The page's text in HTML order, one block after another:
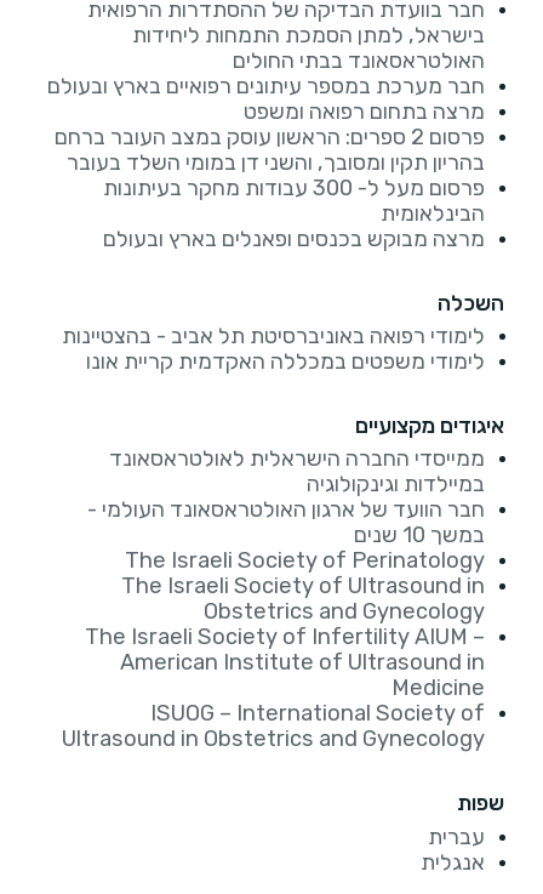
חבר בוועדת הבדיקה של ההסתדרות הרפואית
בישראל, למתן הסמכת התמחות ליחידות
האולטראסאונד בבתי החולים
חבר מערכת במספר עיתונים רפואיים בארץ ובעולם
מרצה בתחום רפואה ומשפט
פרסום 2 ספרים: הראשון עוסק במצב העובר ברחם
בהריון תקין ומסובך, והשני דן במומי השלד בעובר
פרסום מעל ל- 300 עבודות מחקר בעיתונות
הבינלאומית
מרצה מבוקש בכנסים ופאנלים בארץ ובעולם
השכלה
לימודי רפואה באוניברסיטת תל אביב - בהצטיינות
לימודי משפטים במכללה האקדמית קריית אונו
איגודים מקצועיים
ממייסדי החברה הישראלית לאולטראסאונד
במיילדות וגינקולוגיה
חבר הוועד של ארגון האולטראסאונד העולמי -
במשך 10 שנים
The Israeli Society of Perinatology
The Israeli Society of Ultrasound in
Obstetrics and Gynecology
The Israeli Society of Infertility AIUM –
American Institute of Ultrasound in
Medicine
ISUOG – International Society of
Ultrasound in Obstetrics and Gynecology
שפות
עברית
אנגלית